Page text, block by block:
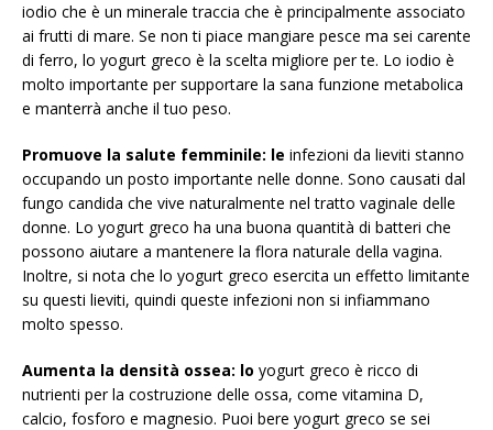
iodio che è un minerale traccia che è principalmente associato
ai frutti di mare. Se non ti piace mangiare pesce ma sei carente
di ferro, lo yogurt greco è la scelta migliore per te. Lo iodio è
molto importante per supportare la sana funzione metabolica
e manterrà anche il tuo peso.
Promuove la salute femminile: le infezioni da lieviti stanno
occupando un posto importante nelle donne. Sono causati dal
fungo candida che vive naturalmente nel tratto vaginale delle
donne. Lo yogurt greco ha una buona quantità di batteri che
possono aiutare a mantenere la flora naturale della vagina.
Inoltre, si nota che lo yogurt greco esercita un effetto limitante
su questi lieviti, quindi queste infezioni non si infiammano
molto spesso.
Aumenta la densità ossea: lo yogurt greco è ricco di
nutrienti per la costruzione delle ossa, come vitamina D,
calcio, fosforo e magnesio. Puoi bere yogurt greco se sei